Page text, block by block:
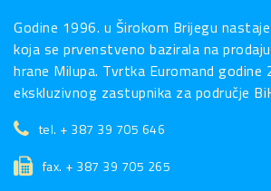
Godine 1996. u Širokom Brijegu
koja se prvenstveno bazirala na
hrane Milupa. Tvrtka Euromand godine
ekskluzivnog zastupnika za područje
tel. + 387 39 705 646
fax. + 387 39 705 265